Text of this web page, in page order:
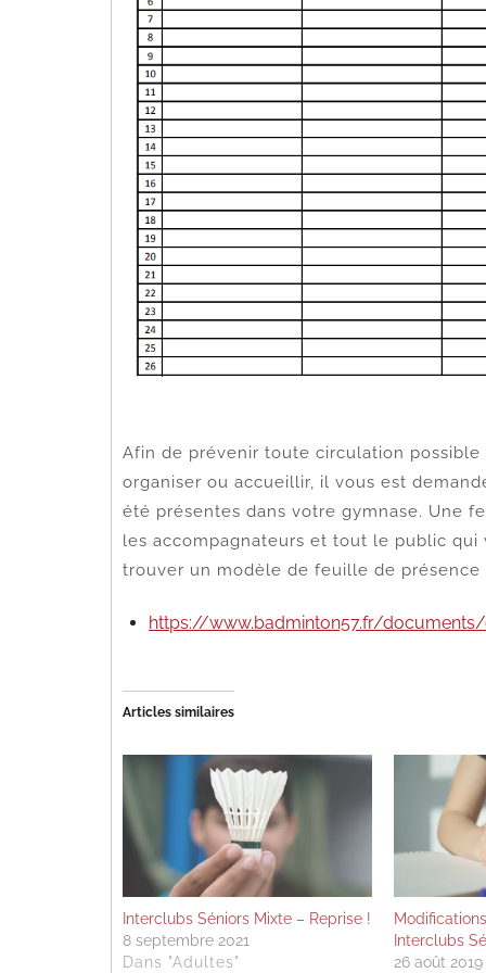
Afin de prévenir toute circulation
organiser ou accueillir, il vous est
été présentes dans votre gymnase. Une
les accompagnateurs et tout le public qui
trouver un modèle de feuille de présence
https://www.badminton57.fr/
Articles similaires
Interclubs Séniors Mixte – Reprise !
8 septembre 2021
Dans "Adultes"
Interclubs
26 août 2019